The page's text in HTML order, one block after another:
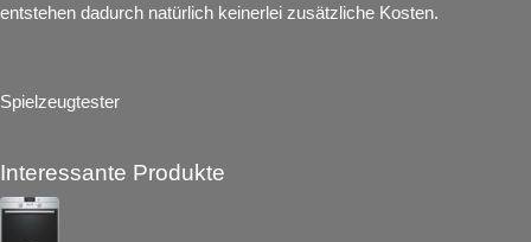
entstehen dadurch natürlich keinerlei zusätzliche Kosten.
Spielzeugtester
Interessante Produkte